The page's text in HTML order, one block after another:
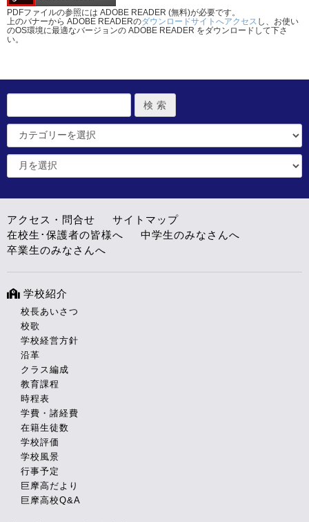
PDFファイルの参照には ADOBE READER (無料)が必要です。
上のバナーから ADOBE READERのダウンロードサイトへアクセス し、お使い
のOS環境に最適なバージョンの ADOBE READER をダウンロードして下さ
い。
アクセス・問合せ
サイトマップ
在校生･保護者の皆様へ
中学生のみなさんへ
卒業生のみなさんへ
学校紹介
校長あいさつ
校歌
学校経営方針
沿革
クラス編成
教育課程
時程表
学費・諸経費
在籍生徒数
学校評価
学校風景
行事予定
巨摩高だより
巨摩高校Q&A